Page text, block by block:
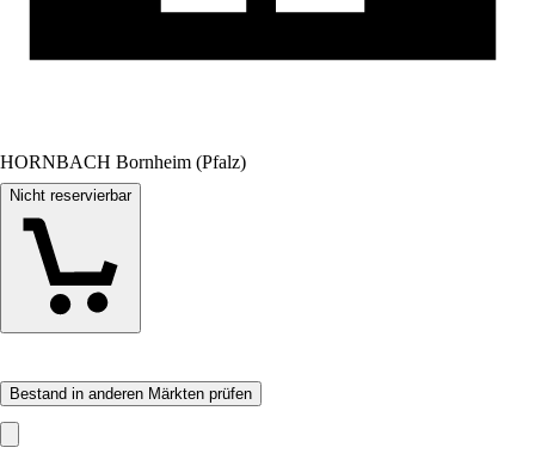
HORNBACH Bornheim (Pfalz)
Nicht reservierbar
Bestand in anderen Märkten prüfen